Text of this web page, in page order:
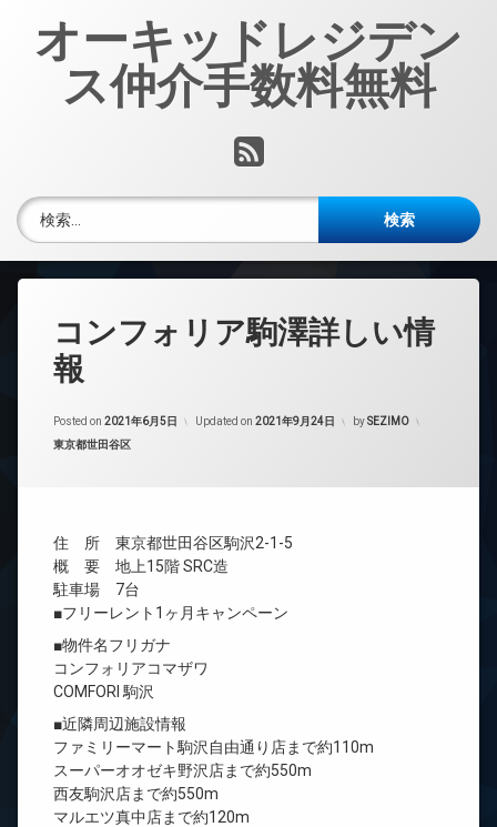
オーキッドレジデン
ス仲介手数料無料
RSS
検索:
コンフォリア駒澤詳しい情
報
Posted on 2021年6月5日 Updated on 2021年9月24日 bySEZIMO
カテゴリー:
東京都世田谷区
住 所 東京都世田谷区駒沢2-1-5
概 要 地上15階 SRC造
駐車場 7台
■フリーレント1ヶ月キャンペーン
■物件名フリガナ
コンフォリアコマザワ
COMFORI 駒沢
■近隣周辺施設情報
ファミリーマート駒沢自由通り店まで約110m
スーパーオオゼキ野沢店まで約550m
西友駒沢店まで約550m
マルエツ真中店まで約120m